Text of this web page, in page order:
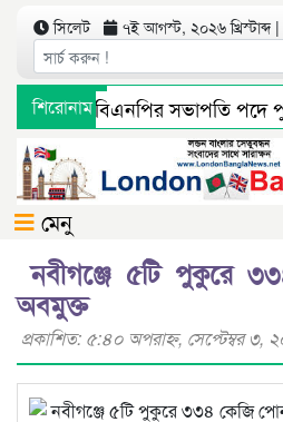
সিলেট ৭ই আগস্ট, ২০২৬ খ্রিস্টাব্দ |
শিরোনাম
মহানগর বিএনপির সভাপতি পদে
সংবাদ প্রকাশের পর সিলেট
মেনু
নবীগঞ্জে ৫টি পুকুরে
অবমুক্ত
প্রকাশিত: ৫:৪০ অপরাহ্ণ, সেপ্টেম্বর ৩,